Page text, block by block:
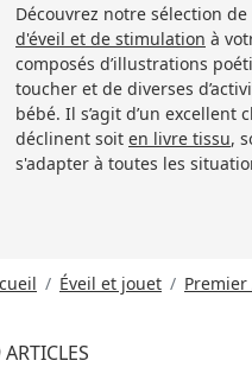
Découvrez notre sélection
d'éveil et de stimulation à
composés d’illustrations
toucher et de diverses
bébé. Il s’agit d’un excellent
déclinent soit en livre tissu,
s'adapter à toutes les
Éveil et jouet Premier